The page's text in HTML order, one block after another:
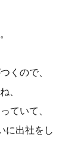
くので、
、
ていて、
に出社をし